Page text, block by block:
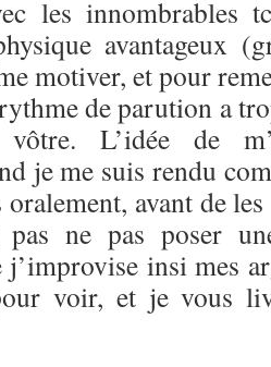
les innombrables
avantageux
motiver, et pour
de parution a
vôtre. L’idée de
je me suis rendu
avant de
ne pas poser
insi mes
voir, et je vous